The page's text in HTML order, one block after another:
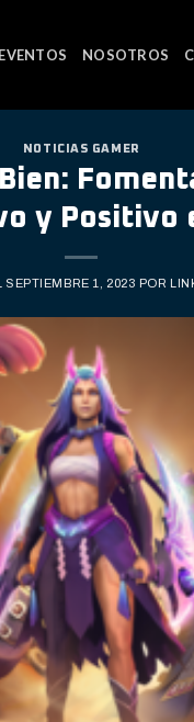
EVENTOS NOSOTROS
NOTICIAS GAMER
y Positivo
SEPTIEMBRE 1, 2023 POR